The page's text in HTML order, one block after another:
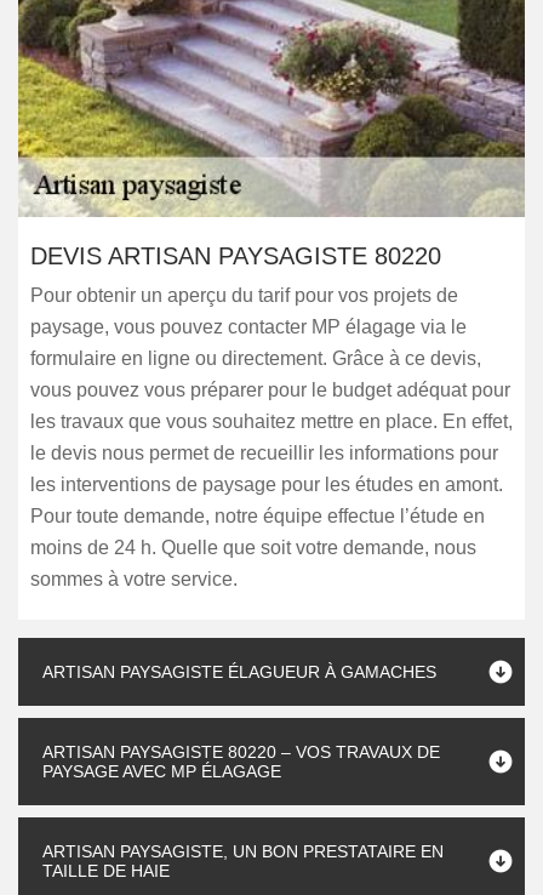
DEVIS ARTISAN PAYSAGISTE 80220
Pour obtenir un aperçu du tarif pour vos projets de
paysage, vous pouvez contacter MP élagage via le
formulaire en ligne ou directement. Grâce à ce devis,
vous pouvez vous préparer pour le budget adéquat pour
les travaux que vous souhaitez mettre en place. En effet,
le devis nous permet de recueillir les informations pour
les interventions de paysage pour les études en amont.
Pour toute demande, notre équipe effectue l’étude en
moins de 24 h. Quelle que soit votre demande, nous
sommes à votre service.
ARTISAN PAYSAGISTE ÉLAGUEUR À GAMACHES
ARTISAN PAYSAGISTE 80220 – VOS TRAVAUX DE
PAYSAGE AVEC MP ÉLAGAGE
ARTISAN PAYSAGISTE, UN BON PRESTATAIRE EN
TAILLE DE HAIE